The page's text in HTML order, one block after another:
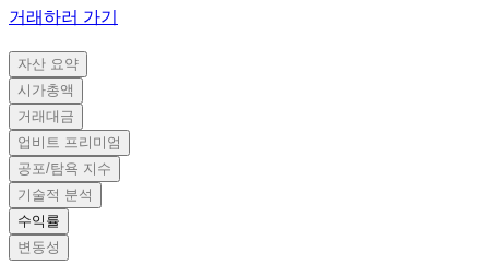
거래하러 가기
자산 요약
시가총액
거래대금
업비트 프리미엄
공포/탐욕 지수
기술적 분석
수익률
변동성